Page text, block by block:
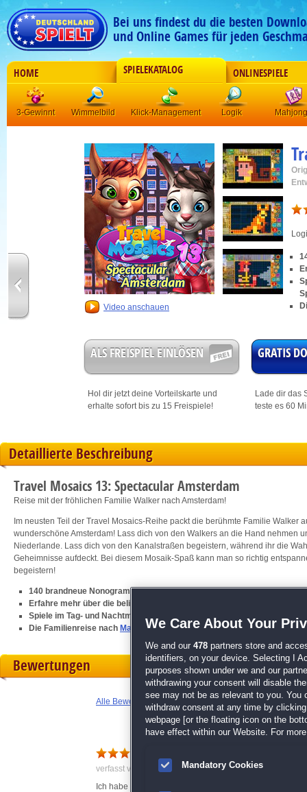
Bei uns findest du die besten
und Online Games für jeden
HOME SPIELEKATALOG ONLINESPIELE
3-Gewinnt Wimmelbild Klick-Management Logik Mahjong
Video anschauen
ALS FREISPIEL EINLÖSEN
Hol dir jetzt deine Vorteilskarte und
erhalte sofort bis zu 15 Freispiele!
GRATIS
Lade dir das
teste es 60
Detaillierte Beschreibung
Travel Mosaics 13: Spectacular Amsterdam
Reise mit der fröhlichen Familie Walker nach Amsterdam!
Im neusten Teil der Travel Mosaics-Reihe packt die berühmte Familie Walker
wunderschöne Amsterdam! Lass dich von den Walkers an die Hand nehmen
Niederlande. Lass dich von den Kanalstraßen begeistern, während ihr die
Geheimnisse aufdeckt. Bei diesem Mosaik-Spaß kann man so richtig
begeistern!
140 brandneue Nonogram-Rätsel
Erfahre mehr über die beliebten Sehenswürdigkeiten der Stadt
Spiele im Tag- und Nachtmodus und wähle aus 12 Arten von
Die Familienreise nach Majestic Londongeht weiter
Bewertungen
Alle Bewertungen anzeigen
verfasst von Ingeborg am 01.12.2020 um 16:50
Ich habe so gerne die Zwischenspiele gespielt, das
We Care About Your
We and our 478 partners store and
identifiers, on your device. Selecting I
purposes shown under we and our
withdrawing your consent will disable
see may not be as relevant to you. You
withdraw consent at any time by
webpage [or the floating icon on the
have effect within our Website. For
Mandatory Cookies